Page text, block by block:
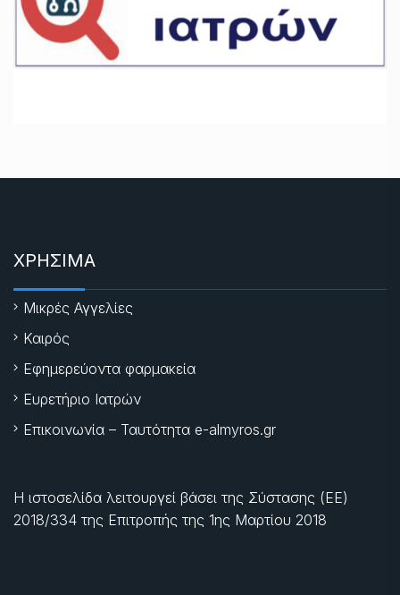
ΧΡΗΣΙΜΑ
Μικρές Αγγελίες
Καιρός
Εφημερεύοντα φαρμακεία
Ευρετήριο Ιατρών
Επικοινωνία – Ταυτότητα e-almyros.gr
Η ιστοσελίδα λειτουργεί βάσει της Σύστασης (ΕΕ)
2018/334 της Επιτροπής της 1ης Μαρτίου 2018